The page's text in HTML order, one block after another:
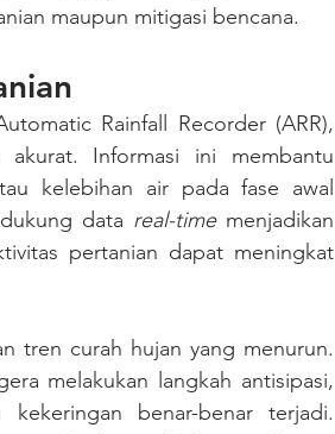
maupun mitigasi bencana.
Rainfall Recorder (ARR),
Informasi ini membantu
kelebihan air pada fase awal
data real-time menjadikan
pertanian dapat meningkat
melakukan langkah antisipasi,
benar-benar terjadi.